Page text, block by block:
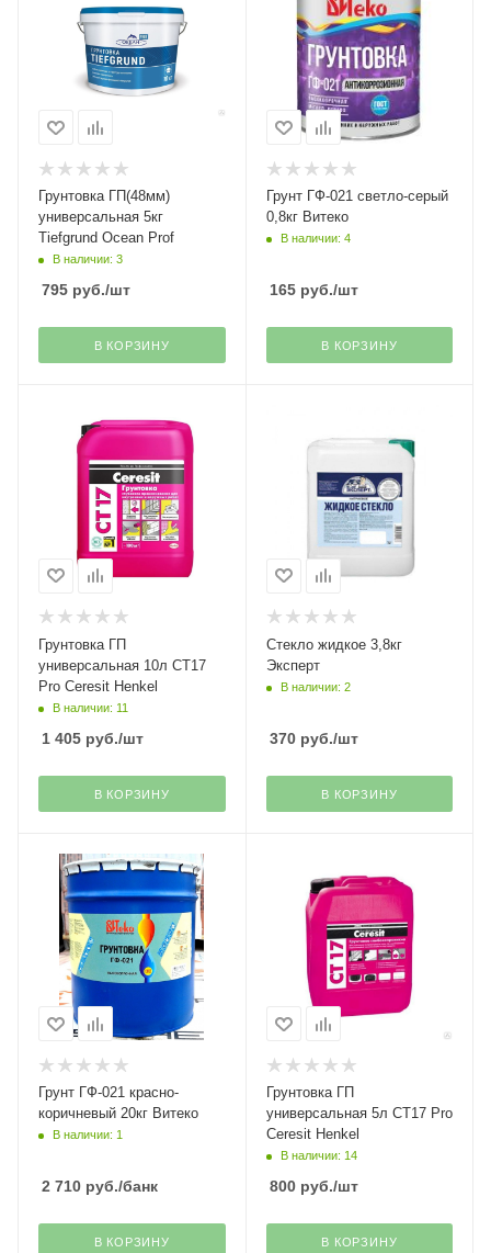
Грунтовка ГП(48мм)
универсальная 5кг
Tiefgrund Ocean Prof
В наличии: 3
795 руб./шт
В КОРЗИНУ
Грунт ГФ-021 светло-серый
0,8кг Витеко
В наличии: 4
165руб./шт
В КОРЗИНУ
Грунтовка ГП
универсальная 10л СТ17
Pro Ceresit Henkel
В наличии: 11
1 405 руб./шт
В КОРЗИНУ
Стекло жидкое 3,8кг
Эксперт
В наличии: 2
370руб./шт
В КОРЗИНУ
Грунт ГФ-021 красно-
коричневый 20кг Витеко
В наличии: 1
2 710 руб./банк
В КОРЗИНУ
Грунтовка ГП
универсальная 5л СТ17 Pro
Ceresit Henkel
В наличии: 14
800руб./шт
В КОРЗИНУ